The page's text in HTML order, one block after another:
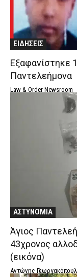
ΕΙΔΗΣΕΙΣ
Εξαφανίστηκε
Παντελεήμονα
Law & Order Newsroom -
ΑΣΤΥΝΟΜΙΑ
Άγιος
43χρονος
(εικόνα)
Αντώνης